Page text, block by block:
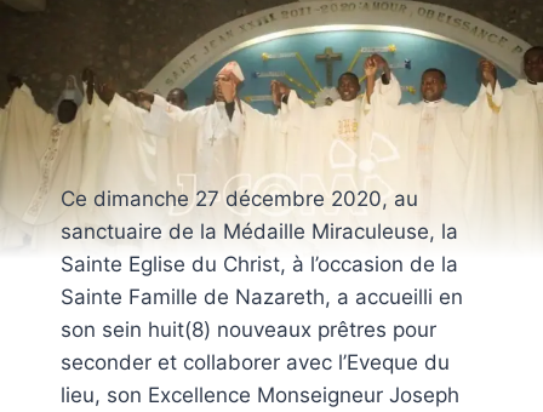
Ce dimanche 27 décembre 2020, au
sanctuaire de la Médaille Miraculeuse, la
Sainte Eglise du Christ, à l’occasion de la
Sainte Famille de Nazareth, a accueilli en
son sein huit(8) nouveaux prêtres pour
seconder et collaborer avec l’Eveque du
lieu, son Excellence Monseigneur Joseph